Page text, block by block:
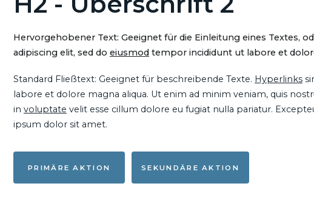
Hervorgehobener Text: Geeignet für die Einleitung eines Textes,
adipiscing elit, sed do eiusmod tempor incididunt ut labore et
Standard Fließtext: Geeignet für beschreibende Texte. Hyperlinks
labore et dolore magna aliqua. Ut enim ad minim veniam, quis
in voluptate velit esse cillum dolore eu fugiat nulla pariatur.
ipsum dolor sit amet.
PRIMÄRE AKTION SEKUNDÄRE AKTION